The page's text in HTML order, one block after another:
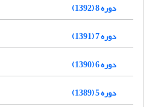
دوره 8 (1392)
دوره 7 (1391)
دوره 6 (1390)
دوره 5 (1389)